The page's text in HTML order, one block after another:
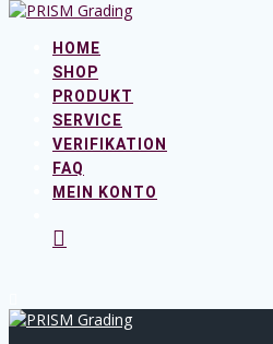
Skip
contentHOME
SHOP
PRODUKT
SERVICE
VERIFIKATION
FAQ
MEIN KONTO